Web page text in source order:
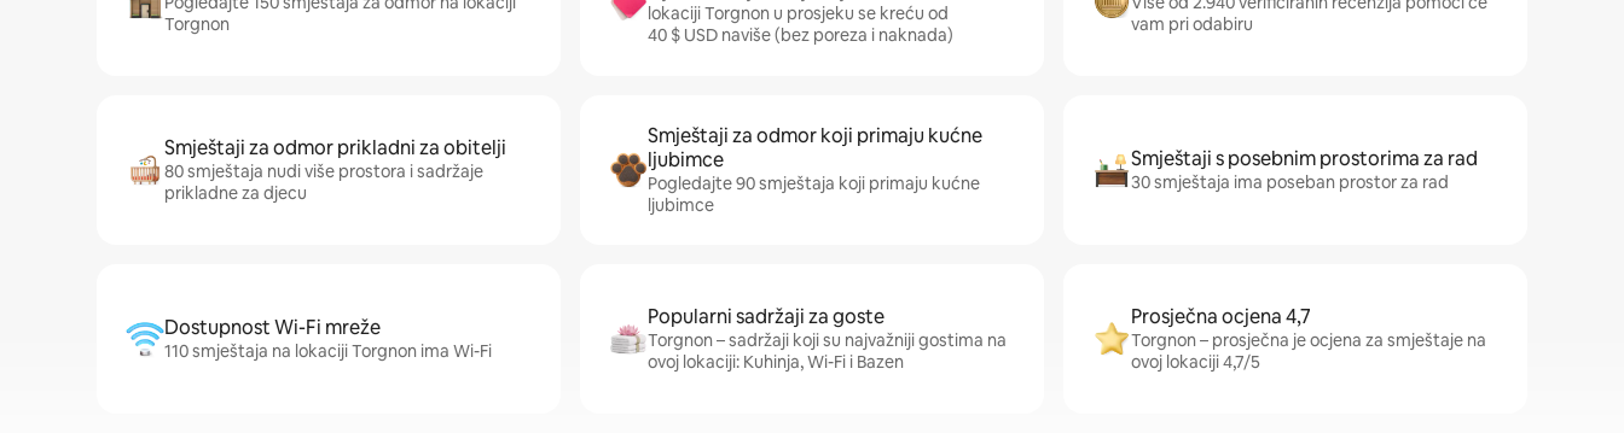
Torgnon
lokaciji Torgnon u prosjeku se kreću od
40 $ USD naviše (bez poreza i naknada)
vam pri odabiru
Smještaji za odmor prikladni za obitelji
80 smještaja nudi više prostora i sadržaje
prikladne za djecu
Smještaji za odmor koji primaju kućne
ljubimce
Pogledajte 90 smještaja koji primaju kućne
ljubimce
Smještaji s posebnim prostorima za rad
30 smještaja ima poseban prostor za rad
Dostupnost Wi-Fi mreže
110 smještaja na lokaciji Torgnon ima Wi-Fi
Popularni sadržaji za goste
Torgnon – sadržaji koji su najvažniji gostima na
ovoj lokaciji: Kuhinja, Wi-Fi i Bazen
Prosječna ocjena 4,7
Torgnon – prosječna je ocjena za smještaje na
ovoj lokaciji 4,7/5